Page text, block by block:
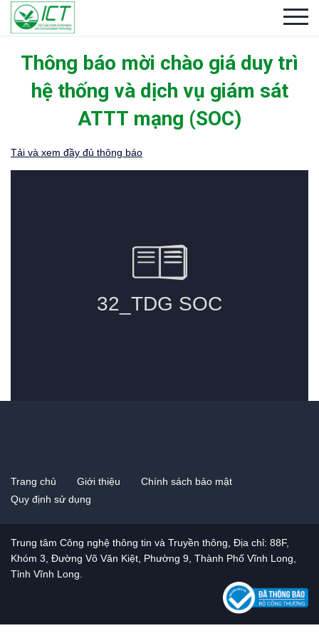
Thông báo mời chào giá duy trì
hệ thống và dịch vụ giám sát
ATTT mạng (SOC)
Tải và xem đầy đủ thông báo
Trang chủ Giới thiệu
Chính sách bảo mật
Quy định sử dụng
Trung tâm Công nghệ thông tin và Truyền thông, Địa chỉ: 88F,
Khóm 3, Đường Võ Văn Kiệt, Phường 9, Thành Phố Vĩnh Long,
Tỉnh Vĩnh Long.